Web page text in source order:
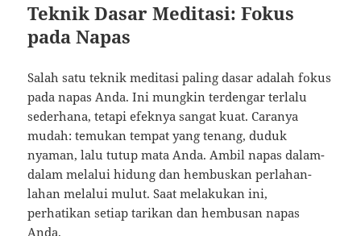
Teknik Dasar Meditasi: Fokus
pada Napas
Salah satu teknik meditasi paling dasar adalah fokus
pada napas Anda. Ini mungkin terdengar terlalu
sederhana, tetapi efeknya sangat kuat. Caranya
mudah: temukan tempat yang tenang, duduk
nyaman, lalu tutup mata Anda. Ambil napas dalam-
dalam melalui hidung dan hembuskan perlahan-
lahan melalui mulut. Saat melakukan ini,
perhatikan setiap tarikan dan hembusan napas
Anda.